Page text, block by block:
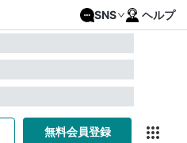
SNS ヘルプ
無料会員登録